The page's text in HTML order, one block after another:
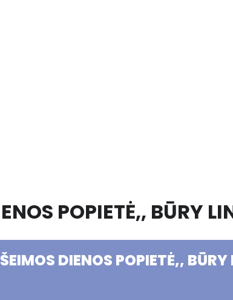
POPIETĖ,, BŪRY
DIENOS POPIETĖ,,